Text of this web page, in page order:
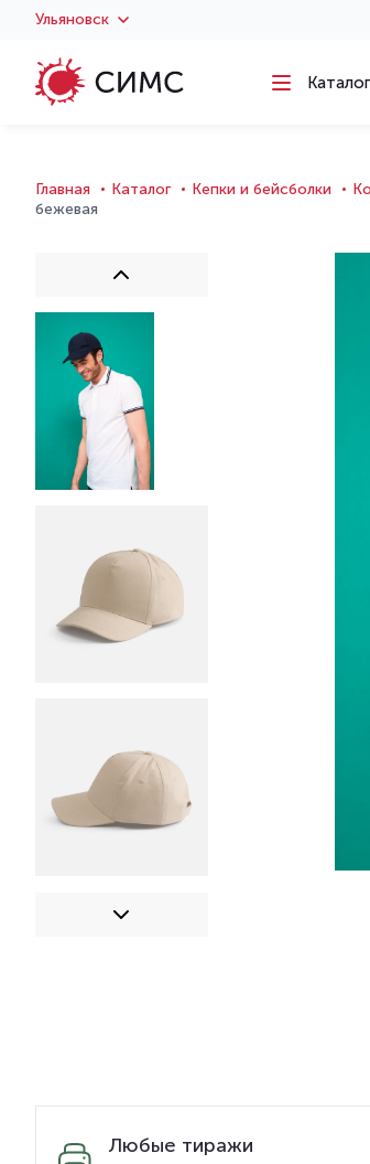
Ульяновск
Главная Каталог Кепки и бейсболки
бежевая
Любые тиражи